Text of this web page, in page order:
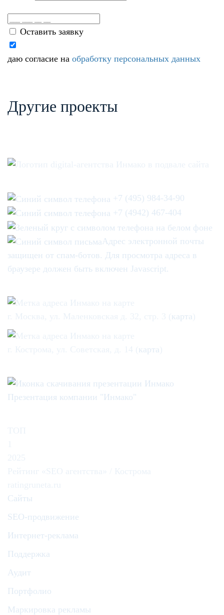
Оставить заявку
даю согласие на обработку персональных данных
Другие проекты
+7 (495) 984-34-90
+7 (4942) 467-404
Адрес электронной почты
защищен от спам-ботов. Для просмотра адреса в
браузере должен быть включен Javascript.
карта
карта
Презентация компании "Инмако"
Сайты
SEO-продвижение
Интернет-реклама
Поддержка
Аудит
Портфолио
Маркировка рекламы